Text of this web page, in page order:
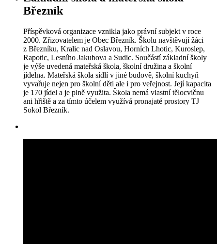
Březník
Příspěvková organizace vznikla jako právní subjekt v roce
2000. Zřizovatelem je Obec Březník. Školu navštěvují žáci
z Březníku, Kralic nad Oslavou, Horních Lhotic, Kuroslep,
Rapotic, Lesního Jakubova a Sudic. Součástí základní školy
je výše uvedená mateřská škola, školní družina a školní
jídelna. Mateřská škola sídlí v jiné budově, školní kuchyň
vyvařuje nejen pro školní děti ale i pro veřejnost. Její kapacita
je 170 jídel a je plně využita. Škola nemá vlastní tělocvičnu
ani hřiště a za tímto účelem využívá pronajaté prostory TJ
Sokol Březník.